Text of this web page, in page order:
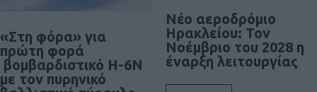
«Στη φόρα» για
πρώτη φορά
βομβαρδιστικό H-6N
με τον πυρηνικό
Νέο αεροδρόμιο
Ηρακλείου: Τον
Νοέμβριο του 2028 η
έναρξη λειτουργίας